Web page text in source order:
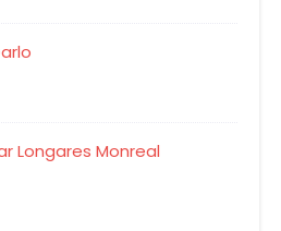
Longares Monreal